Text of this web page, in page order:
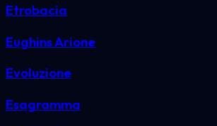
Etrobacia
Eughins Arione
Evoluzione
Esagramma